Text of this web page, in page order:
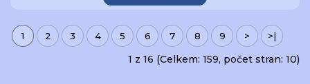
1 2 3 4 5 6 7 8 9 > >|
1 z 16 (Celkem: 159, počet stran: 10)